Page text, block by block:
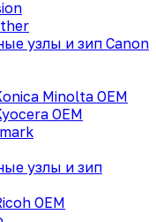
узлы и зип Canon
Minolta OEM
OEM
узлы и зип
OEM